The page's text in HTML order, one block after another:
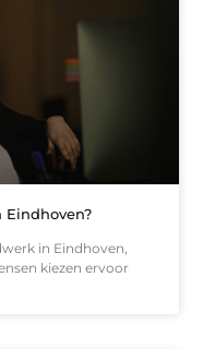
Eindhoven?
in Eindhoven,
kiezen ervoor